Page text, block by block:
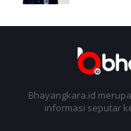
Bhayangkara.id
informasi seputar